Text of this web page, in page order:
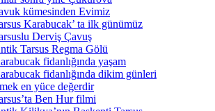
kümesinden Evimiz
Karabucak’ ta ilk günümüz
Derviş Çavuş
Tarsus Regma Gölü
fidanlığında yaşam
fidanlığında dikim günleri
en yüce değerdir
Ben Hur filmi